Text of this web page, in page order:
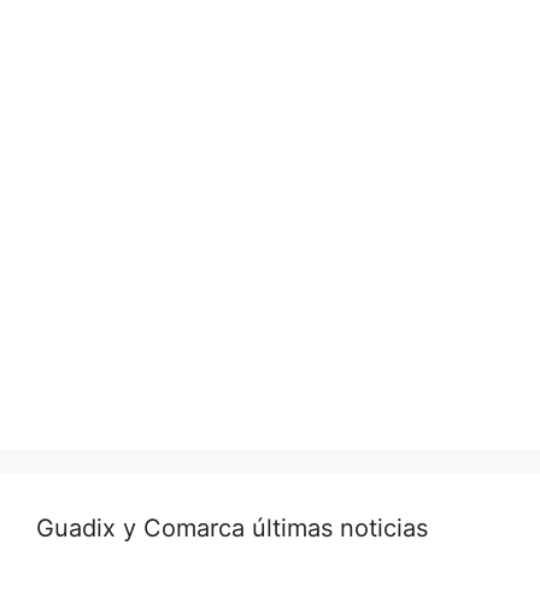
Guadix y Comarca últimas noticias